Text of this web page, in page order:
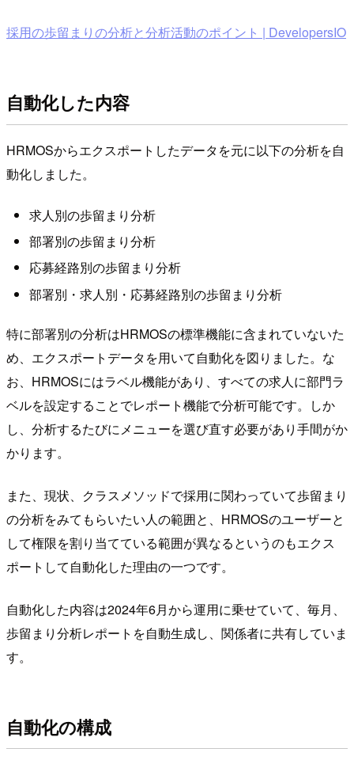
採用の歩留まりの分析と分析活動のポイント | DevelopersIO
自動化した内容
HRMOSからエクスポートしたデータを元に以下の分析を自
動化しました。
求人別の歩留まり分析
部署別の歩留まり分析
応募経路別の歩留まり分析
部署別・求人別・応募経路別の歩留まり分析
特に部署別の分析はHRMOSの標準機能に含まれていないた
め、エクスポートデータを用いて自動化を図りました。な
お、HRMOSにはラベル機能があり、すべての求人に部門ラ
ベルを設定することでレポート機能で分析可能です。しか
し、分析するたびにメニューを選び直す必要があり手間がか
かります。
また、現状、クラスメソッドで採用に関わっていて歩留まり
の分析をみてもらいたい人の範囲と、HRMOSのユーザーと
して権限を割り当てている範囲が異なるというのもエクス
ポートして自動化した理由の一つです。
自動化した内容は2024年6月から運用に乗せていて、毎月、
歩留まり分析レポートを自動生成し、関係者に共有していま
す。
自動化の構成